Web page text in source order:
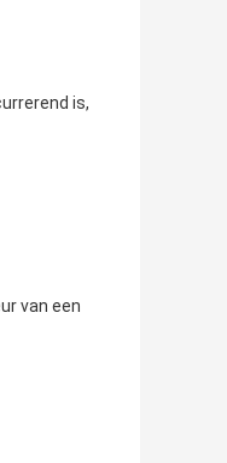
is,
van een